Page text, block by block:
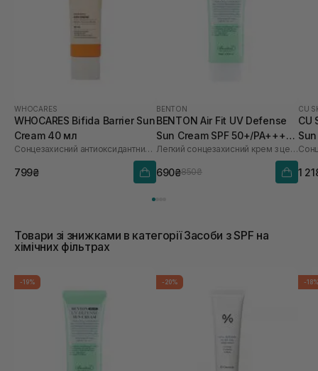
WHOCARES
WHOCARES Bifida Barrier Sun
Cream 40 мл
Сонцезахисний антиоксидантний крем
799₴
BENTON
BENTON Air Fit UV Defense
Sun Cream SPF 50+/PA++++
50 мл
Легкий сонцезахисний крем з центелою
690₴850₴
CU
CU
60
1
Товари зі знижками в категорії Засоби з SPF на
хімічних фільтрах
-19% -20% -